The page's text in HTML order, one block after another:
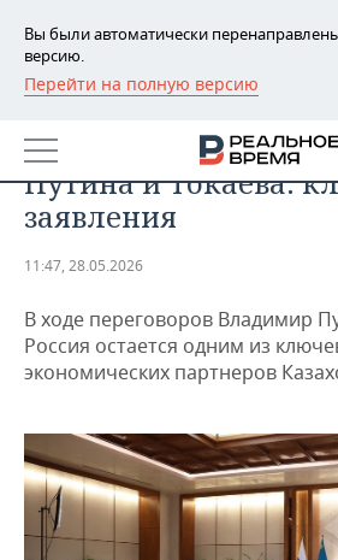
Вы были автоматически
версию.
Перейти на полную версию
РЕГИОНЫ
БАШКОРТОСТАН
ТАТАРСТАН
НОВОСТИ
АНАЛИТИКА
ДЕКЛАРАЦИИ О ДОХОДАХ
КОРОЛИ ГОСЗАКАЗА ПФО
КОМУ ПРИНАДЛЕЖАТ
ТОРГОВЫЕ ЦЕНТРЫ
ТАТАРСТАНА
НОВОСТИ ЭКОНОМИКИ
ФИНАНСЫ
БЮДЖЕТ
ИНВЕСТИЦИИ
ПРОМЫШЛЕННОСТЬ
НОВОСТИ
ПРОМЫШЛЕННОСТИ
АГРОПРОМ
МАШИНОСТРОЕНИЕ
НЕФТЕХИМИЯ
НЕДВИЖИМОСТЬ
НОВОСТИ АВТО
БИЗНЕС
НОВОСТИ БИЗНЕСА
ТЕХНОЛОГИИ
В Астане прошли
Путина и Токаева:
заявления
11:47, 28.05.2026
В ходе переговоров Владимир
Россия остается одним из
экономических партнеров